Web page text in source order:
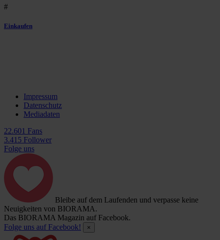
#
Einkaufen
Impressum
Datenschutz
Mediadaten
22.601 Fans
3.415 Follower
Folge uns
Bleibe auf dem Laufenden und verpasse keine
Neuigkeiten von BIORAMA.
Das BIORAMA Magazin auf Facebook.
Folge uns auf Facebook!
×